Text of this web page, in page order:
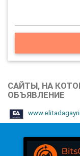
САЙТЫ, НА
ОБЪЯВЛЕНИЕ